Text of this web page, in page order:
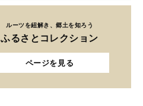
ルーツを紐解き、郷土を知ろう
ふるさとコレクション
ページを見る